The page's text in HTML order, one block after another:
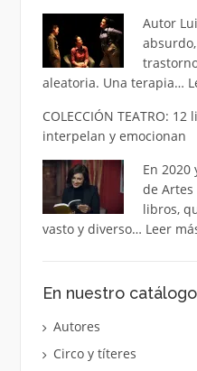
Autor
aleatoria. Una terapia…
COLECCIÓN TEATRO:
interpelan y emocionan
En
de Artes
libros,
vasto y diverso… Leer
En nuestro
Autores
Circo y títeres